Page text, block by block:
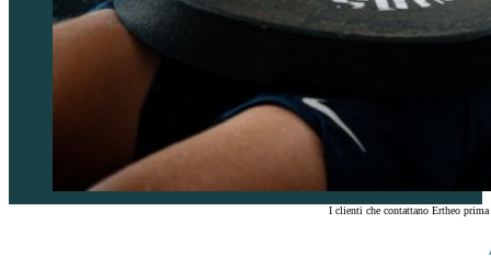
I clienti che contattano Ertheo